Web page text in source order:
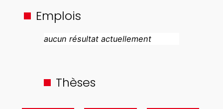
Emplois
aucun résultat actuellement
Thèses